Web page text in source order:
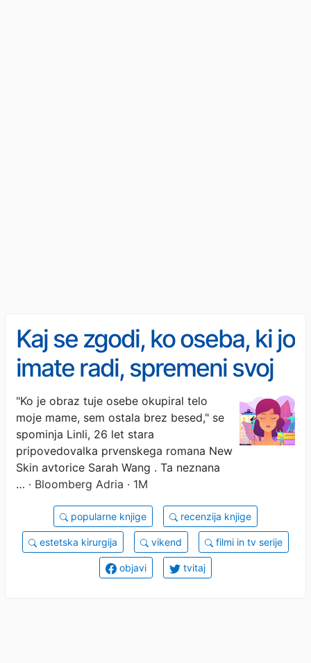
Kaj se zgodi, ko oseba, ki jo
imate radi, spremeni svoj
obraz?
"Ko je obraz tuje osebe okupiral telo
moje mame, sem ostala brez besed," se
spominja Linli, 26 let stara
pripovedovalka prvenskega romana New
Skin avtorice Sarah Wang . Ta neznana
… · Bloomberg Adria · 1M
popularne knjige recenzija knjige
estetska kirurgija vikend filmi in tv serije
objavi tvitaj